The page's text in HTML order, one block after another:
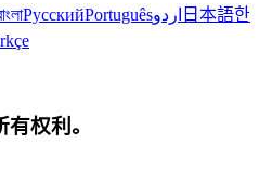
РусскийPortuguêsاردو 日本語한
权利。